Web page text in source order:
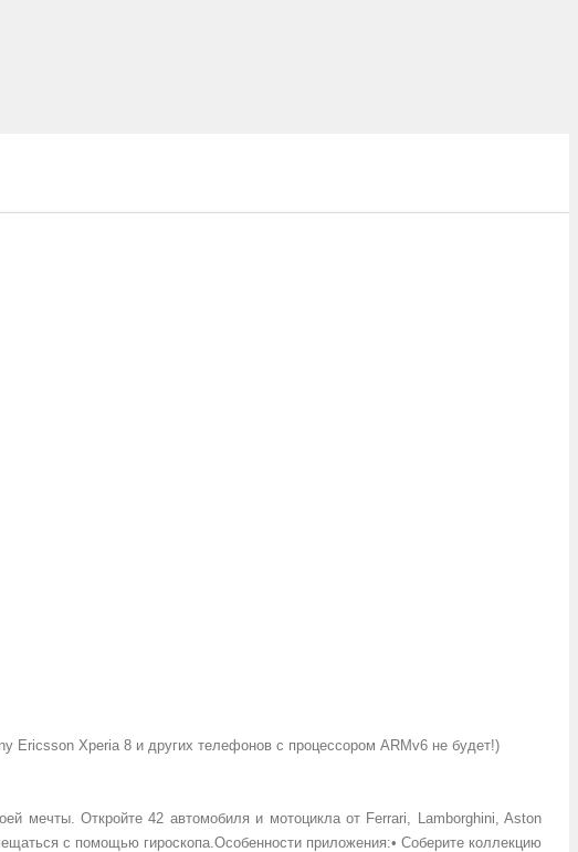
Xperia 8 и других телефонов с процессором ARMv6 не будет!)
мечты. Откройте 42 автомобиля и мотоцикла от Ferrari, Lamborghini, Aston
с помощью гироскопа.Особенности приложения:• Соберите коллекцию